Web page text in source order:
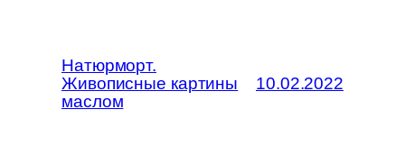
Натюрморт.
Живописные картины
маслом
10.02.2022